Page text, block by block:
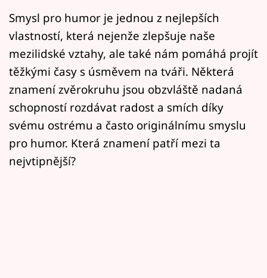
Sledujte nás
Smysl pro humor je jednou z nejlepších
vlastností, která nejenže zlepšuje naše
mezilidské vztahy, ale také nám pomáhá projít
těžkými časy s úsměvem na tváři. Některá
znamení zvěrokruhu jsou obzvláště nadaná
schopností rozdávat radost a smích díky
svému ostrému a často originálnímu smyslu
pro humor. Která znamení patří mezi ta
nejvtipnější?